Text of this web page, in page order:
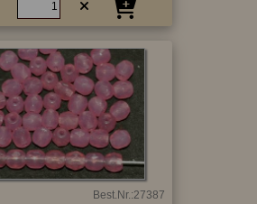
Best.Nr.:27387